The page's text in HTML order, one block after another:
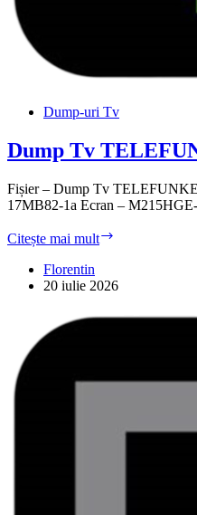
Dump-uri Tv
Dump Tv
Fișier – Dump Tv
17MB82-1a Ecran –
Citește mai mult
T22FX182LP
Florentin
20 iulie 2026